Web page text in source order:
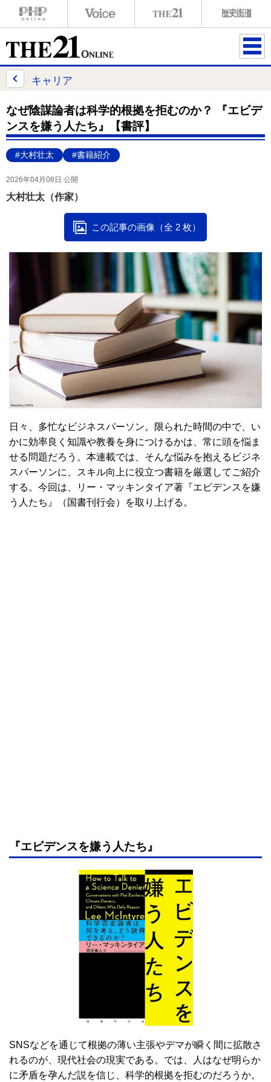
ME
キャリア
なぜ陰謀論者は科学的根拠を拒むのか？ 『エビデ
ンスを嫌う人たち』【書評】
#大村壮太 #書籍紹介
2026年04月08日 公開
大村壮太（作家）
この記事の画像（全 2 枚）
日々、多忙なビジネスパーソン。限られた時間の中で、い
かに効率良く知識や教養を身につけるかは、常に頭を悩ま
せる問題だろう。本連載では、そんな悩みを抱えるビジネ
スパーソンに、スキル向上に役立つ書籍を厳選してご紹介
する。今回は、リー・マッキンタイア著『エビデンスを嫌
う人たち』（国書刊行会）を取り上げる。
『エビデンスを嫌う人たち』
SNSなどを通じて根拠の薄い主張やデマが瞬く間に拡散さ
れるのが、現代社会の現実である。では、人はなぜ明らか
に矛盾を孕んだ説を信じ、科学的根拠を拒むのだろうか。